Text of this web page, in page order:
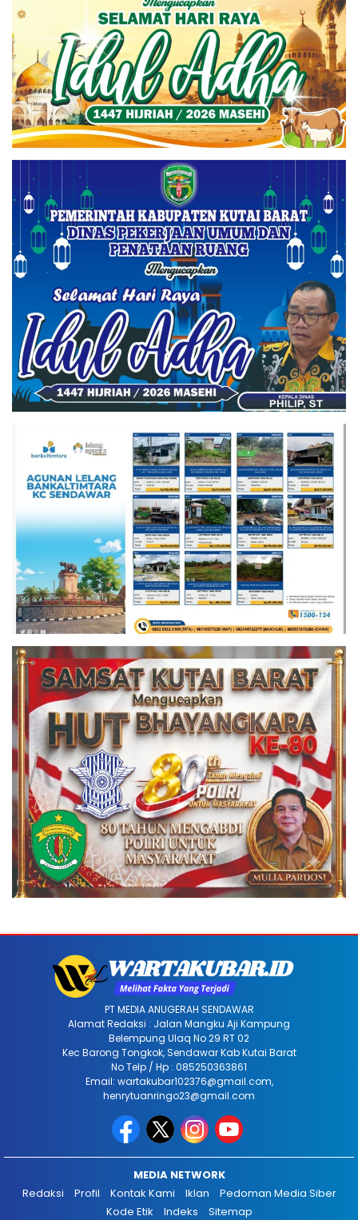
PT MEDIA ANUGERAH SENDAWAR
Alamat Redaksi : Jalan Mangku Aji Kampung
Belempung Ulaq No 29 RT 02
Kec Barong Tongkok, Sendawar Kab Kutai Barat
No Telp / Hp : 085250363861
Email: wartakubar102376@gmail.com,
henrytuanringo23@gmail.com
MEDIA NETWORK
Redaksi
Profil Kontak Kami Iklan
Pedoman Media Siber
Kode Etik
Indeks Sitemap